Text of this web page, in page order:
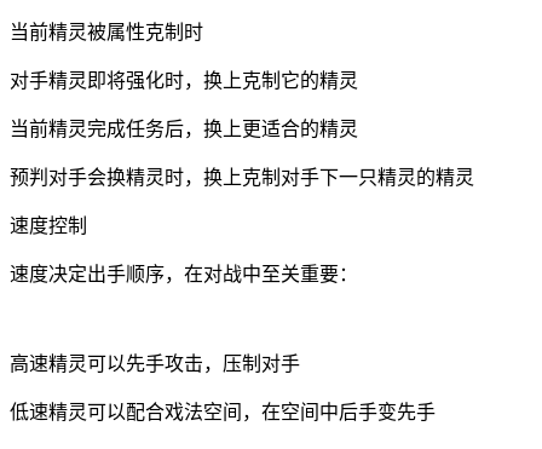
当前精灵被属性克制时
对手精灵即将强化时，换上克制它的精灵
当前精灵完成任务后，换上更适合的精灵
预判对手会换精灵时，换上克制对手下一只精灵的精灵
速度控制
速度决定出手顺序，在对战中至关重要：
高速精灵可以先手攻击，压制对手
低速精灵可以配合戏法空间，在空间中后手变先手